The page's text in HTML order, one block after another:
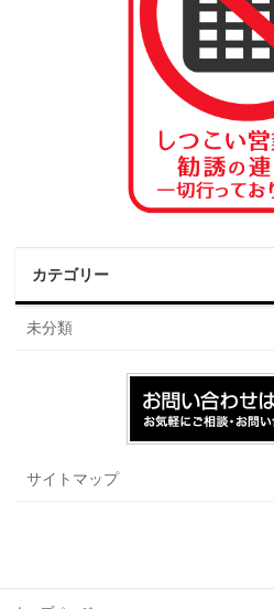
カテゴリー
未分類
サイトマップ